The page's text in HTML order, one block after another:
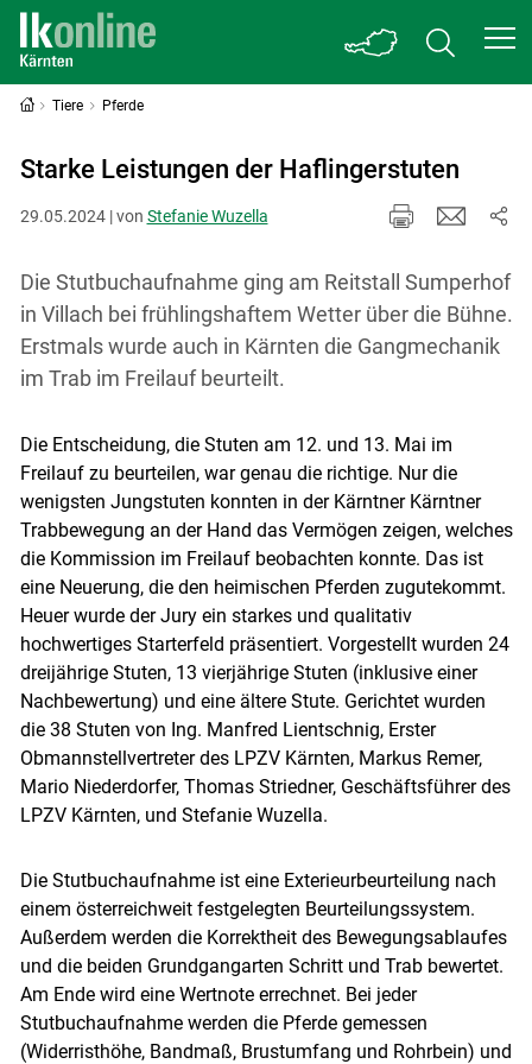
Tiere Pferde
Starke Leistungen der Haflingerstuten
29.05.2024 | von Stefanie Wuzella
Die Stutbuchaufnahme ging am Reitstall Sumperhof
in Villach bei frühlingshaftem Wetter über die Bühne.
Erstmals wurde auch in Kärnten die Gangmechanik
im Trab im Freilauf beurteilt.
Die Entscheidung, die Stuten am 12. und 13. Mai im
Freilauf zu beurteilen, war genau die richtige. Nur die
wenigsten Jungstuten konnten in der Kärntner Kärntner
Trabbewegung an der Hand das Vermögen zeigen, welches
die Kommission im Freilauf beobachten konnte. Das ist
eine Neuerung, die den heimischen Pferden zugutekommt.
Heuer wurde der Jury ein starkes und qualitativ
hochwertiges Starterfeld präsentiert. Vorgestellt wurden 24
dreijährige Stuten, 13 vierjährige Stuten (inklusive einer
Nachbewertung) und eine ältere Stute. Gerichtet wurden
die 38 Stuten von Ing. Manfred Lientschnig, Erster
Obmannstellvertreter des LPZV Kärnten, Markus Remer,
Mario Niederdorfer, Thomas Striedner, Geschäftsführer des
LPZV Kärnten, und Stefanie Wuzella.
Die Stutbuchaufnahme ist eine Exterieurbeurteilung nach
einem österreichweit festgelegten Beurteilungssystem.
Außerdem werden die Korrektheit des Bewegungsablaufes
und die beiden Grundgangarten Schritt und Trab bewertet.
Am Ende wird eine Wertnote errechnet. Bei jeder
Stutbuchaufnahme werden die Pferde gemessen
(Widerristhöhe, Bandmaß, Brustumfang und Rohrbein) und